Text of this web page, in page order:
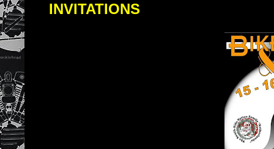
INVITATIONS